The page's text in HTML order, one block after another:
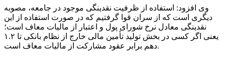
وی افزود: استفاده از ظرفیت نقدینگی موجود در جامعه، مصوبه
دیگری است که از سران قوا گرفتیم که در صورت استفاده از این
نقدینگی معادل نرخ شورای پول و اعتبار از مالیات معاف است؛
یعنی اگر کسی در بخش تولید تأمین مالی خارج از نظام بانکی تا ۱.۲
دهم برابر عقود مشارکت از مالیات معاف است.